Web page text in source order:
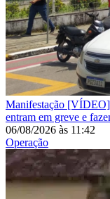
Manifestação [VÍDEO]
entram em greve e
06/08/2026 às 11:42
Operação